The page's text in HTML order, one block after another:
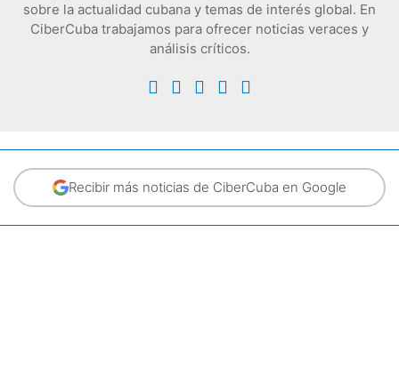
sobre la actualidad cubana y temas de interés global. En
CiberCuba trabajamos para ofrecer noticias veraces y
análisis críticos.
Recibir más noticias de CiberCuba en Google